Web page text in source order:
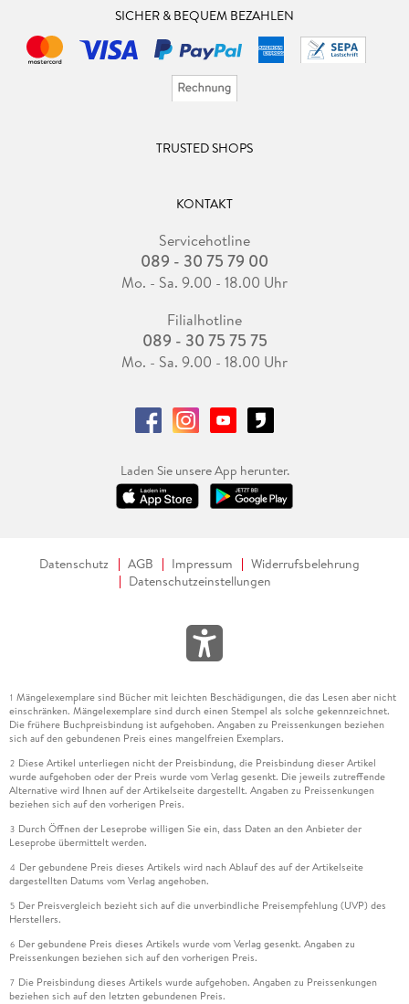
SICHER & BEQUEM BEZAHLEN
TRUSTED SHOPS
KONTAKT
Servicehotline
089 - 30 75 79 00
Mo. - Sa. 9.00 - 18.00 Uhr
Filialhotline
089 - 30 75 75 75
Mo. - Sa. 9.00 - 18.00 Uhr
Laden Sie unsere App herunter.
Datenschutz AGB Impressum
Widerrufsbelehrung
Datenschutzeinstellungen
1 Mängelexemplare sind Bücher mit leichten Beschädigungen, die das Lesen aber nicht
einschränken. Mängelexemplare sind durch einen Stempel als solche gekennzeichnet.
Die frühere Buchpreisbindung ist aufgehoben. Angaben zu Preissenkungen beziehen
sich auf den gebundenen Preis eines mangelfreien Exemplars.
2 Diese Artikel unterliegen nicht der Preisbindung, die Preisbindung dieser Artikel
wurde aufgehoben oder der Preis wurde vom Verlag gesenkt. Die jeweils zutreffende
Alternative wird Ihnen auf der Artikelseite dargestellt. Angaben zu Preissenkungen
beziehen sich auf den vorherigen Preis.
3 Durch Öffnen der Leseprobe willigen Sie ein, dass Daten an den Anbieter der
Leseprobe übermittelt werden.
4 Der gebundene Preis dieses Artikels wird nach Ablauf des auf der Artikelseite
dargestellten Datums vom Verlag angehoben.
5 Der Preisvergleich bezieht sich auf die unverbindliche Preisempfehlung (UVP) des
Herstellers.
6 Der gebundene Preis dieses Artikels wurde vom Verlag gesenkt. Angaben zu
Preissenkungen beziehen sich auf den vorherigen Preis.
7 Die Preisbindung dieses Artikels wurde aufgehoben. Angaben zu Preissenkungen
beziehen sich auf den letzten gebundenen Preis.